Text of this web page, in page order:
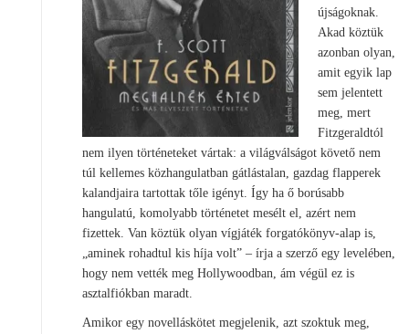
újságoknak.
Akad köztük
azonban olyan,
amit egyik lap
sem jelentett
meg, mert
Fitzgeraldtól
nem ilyen történeteket vártak: a világválságot követő nem
túl kellemes közhangulatban gátlástalan, gazdag flapperek
kalandjaira tartottak tőle igényt. Így ha ő borúsabb
hangulatú, komolyabb történetet mesélt el, azért nem
fizettek. Van köztük olyan vígjáték forgatókönyv-alap is,
„aminek rohadtul kis híja volt” – írja a szerző egy levelében,
hogy nem vették meg Hollywoodban, ám végül ez is
asztalfiókban maradt.
Amikor egy novelláskötet megjelenik, azt szoktuk meg,